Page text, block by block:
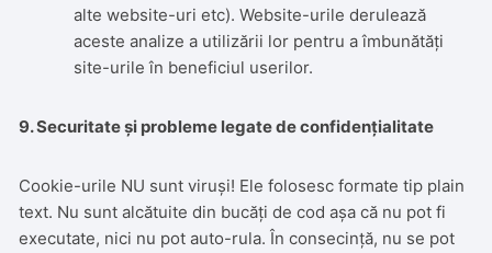
alte website-uri etc). Website-urile derulează
aceste analize a utilizării lor pentru a îmbunătăți
site-urile în beneficiul userilor.
9. Securitate și probleme legate de confidențialitate
Cookie-urile NU sunt viruși! Ele folosesc formate tip plain
text. Nu sunt alcătuite din bucăți de cod așa că nu pot fi
executate, nici nu pot auto-rula. În consecință, nu se pot